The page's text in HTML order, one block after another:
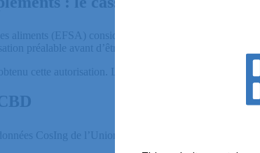
aliments (EFSA) considère le CBD comme un «
préalable avant d’être commercialisé.
cette autorisation. La plupart des produits restent
CosIng de l’Union européenne, ce qui autorise